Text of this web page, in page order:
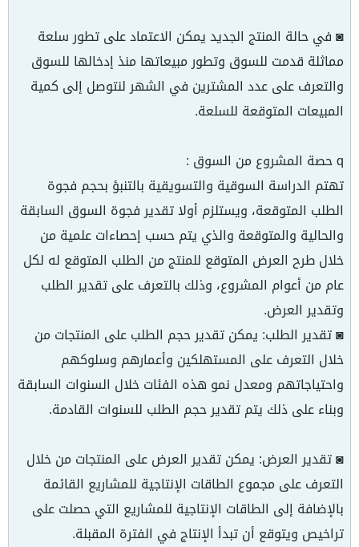
◙ في حالة المنتج الجديد يمكن الاعتماد على تطور سلعة
مماثلة قدمت للسوق وتطور مبيعاتها منذ إدخالها للسوق
والتعرف على عدد المشترين في الشهر لنتوصل إلى كمية
المبيعات المتوقعة للسلعة.
q حصة المشروع من السوق :
تهتم الدراسة السوقية والتسويقية بالتنبؤ بحجم فجوة
الطلب المتوقعة، ويستلزم أولا تقدير فجوة السوق السابقة
والحالية والمتوقعة والذي يتم حسب إحصاءات علمية من
خلال طرح العرض المتوقع للمنتج من الطلب المتوقع له لكل
عام من أعوام المشروع، وذلك بالتعرف على تقدير الطلب
وتقدير العرض.
◙ تقدير الطلب: يمكن تقدير حجم الطلب على المنتجات من
خلال التعرف على المستهلكين وأعمارهم وسلوكهم
واحتياجاتهم ومعدل نمو هذه الفئات خلال السنوات السابقة
وبناء على ذلك يتم تقدير حجم الطلب للسنوات القادمة.
◙ تقدير العرض: يمكن تقدير العرض على المنتجات من خلال
التعرف على مجموع الطاقات الإنتاجية للمشاريع القائمة
بالإضافة إلى الطاقات الإنتاجية للمشاريع التي حصلت على
تراخيص ويتوقع أن تبدأ الإنتاج في الفترة المقبلة.